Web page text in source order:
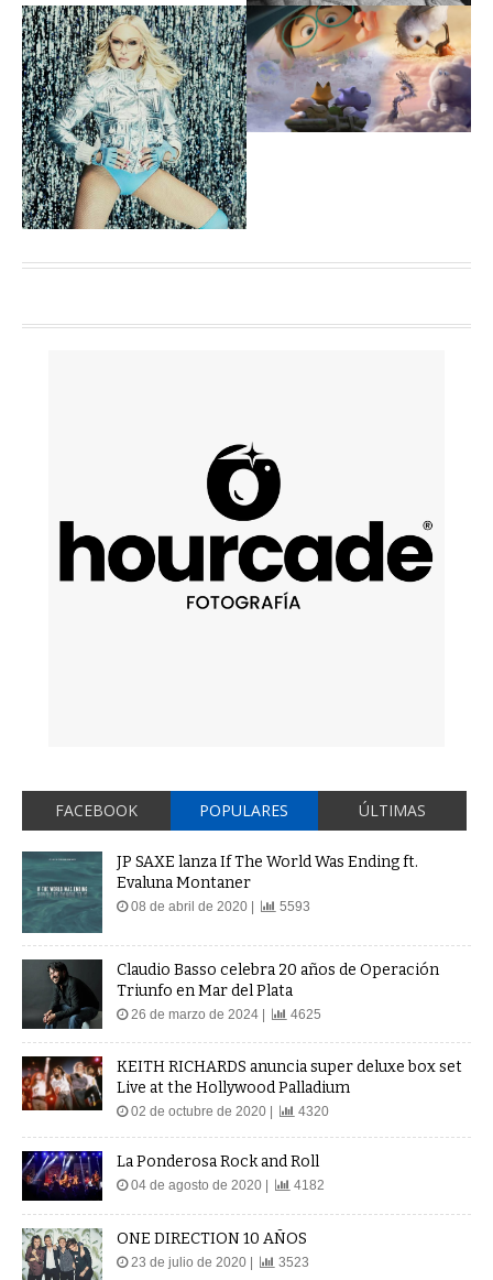
FACEBOOK POPULARES ÚLTIMAS
JP SAXE lanza If The World Was Ending ft.
Evaluna Montaner
08 de abril de 2020 | 5593
Claudio Basso celebra 20 años de Operación
Triunfo en Mar del Plata
26 de marzo de 2024 | 4625
KEITH RICHARDS anuncia super deluxe box set
Live at the Hollywood Palladium
02 de octubre de 2020 | 4320
La Ponderosa Rock and Roll
04 de agosto de 2020 | 4182
ONE DIRECTION 10 AÑOS
23 de julio de 2020 | 3523